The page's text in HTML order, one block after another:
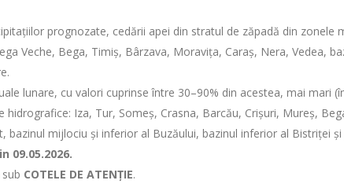
prognozate, cedării apei din stratul de zăpadă din zonele
Veche, Bega, Timiș, Bârzava, Moravița, Caraș, Nera, Vedea,
lunare, cu valori cuprinse între 30–90% din acestea, mai mari
hidrografice: Iza, Tur, Someș, Crasna, Barcău, Crișuri, Mureș,
mijlociu și inferior al Buzăului, bazinul inferior al Bistriței
09.05.2026.
COTELE DE ATENȚIE.